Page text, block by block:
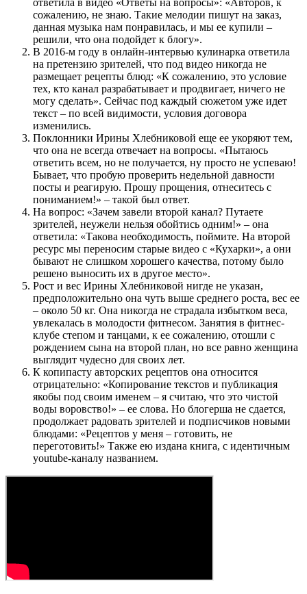
сожалению, не знаю. Такие мелодии пишут на заказ,
данная музыка нам понравилась, и мы ее купили –
решили, что она подойдет к блогу».
В 2016-м году в онлайн-интервью кулинарка ответила
на претензию зрителей, что под видео никогда не
размещает рецепты блюд: «К сожалению, это условие
тех, кто канал разрабатывает и продвигает, ничего не
могу сделать». Сейчас под каждый сюжетом уже идет
текст – по всей видимости, условия договора
изменились.
Поклонники Ирины Хлебниковой еще ее укоряют тем,
что она не всегда отвечает на вопросы. «Пытаюсь
ответить всем, но не получается, ну просто не успеваю!
Бывает, что пробую проверить недельной давности
посты и реагирую. Прошу прощения, отнеситесь с
пониманием!» – такой был ответ.
На вопрос: «Зачем завели второй канал? Путаете
зрителей, неужели нельзя обойтись одним!» – она
ответила: «Такова необходимость, поймите. На второй
ресурс мы переносим старые видео с «Кухарки», а они
бывают не слишком хорошего качества, потому было
решено выносить их в другое место».
Рост и вес Ирины Хлебниковой нигде не указан,
предположительно она чуть выше среднего роста, вес ее
– около 50 кг. Она никогда не страдала избытком веса,
увлекалась в молодости фитнесом. Занятия в фитнес-
клубе степом и танцами, к ее сожалению, отошли с
рождением сына на второй план, но все равно женщина
выглядит чудесно для своих лет.
К копипасту авторских рецептов она относится
отрицательно: «Копирование текстов и публикация
якобы под своим именем – я считаю, что это чистой
воды воровство!» – ее слова. Но блогерша не сдается,
продолжает радовать зрителей и подписчиков новыми
блюдами: «Рецептов у меня – готовить, не
переготовить!» Также ею издана книга, с идентичным
youtube-каналу названием.